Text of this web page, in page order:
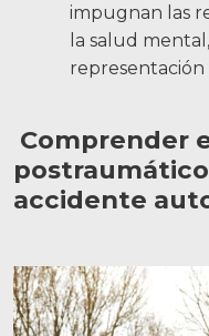
impugnan las
la salud
Comprender
accidente